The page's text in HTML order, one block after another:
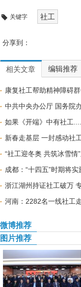
关键字 社工
分享到：
相关文章 编辑推荐
康复社工帮助精神障碍
中共中央办公厅 国务院
如果《开端》中有社工......
新春走基层 一封感动社
“社工迎冬奥 共筑冰雪情
成都：“十四五”时期将
浙江湖州持证社工破万
河南：2282名一线社工
微博推荐
图片推荐